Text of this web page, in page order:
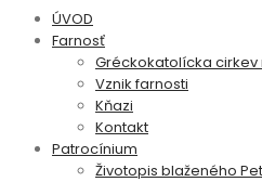
ÚVOD
Farnosť
Gréckokatolícka cirkev
Vznik farnosti
Kňazi
Kontakt
Patrocínium
Životopis blaženého